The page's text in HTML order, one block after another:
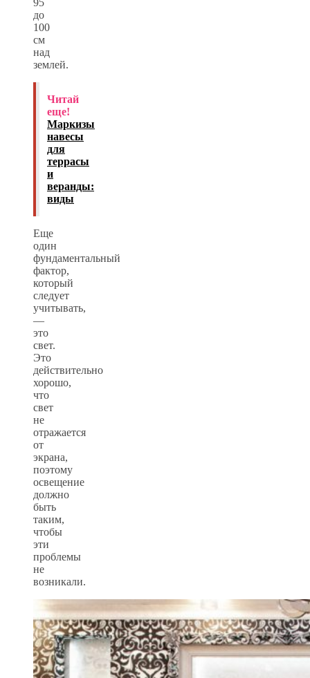
до
100
см
над
землей.
Читай
еще!
Маркизы
навесы
для
террасы
и
веранды:
виды
Еще
один
фундаментальный
фактор,
который
следует
учитывать,
—
это
свет.
Это
действительно
хорошо,
что
свет
не
отражается
от
экрана,
поэтому
освещение
должно
быть
таким,
чтобы
эти
проблемы
не
возникали.